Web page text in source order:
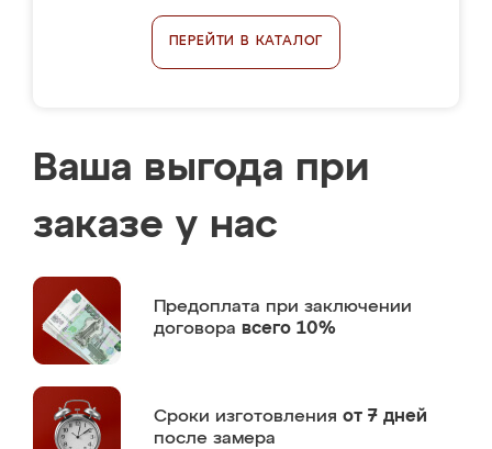
ПЕРЕЙТИ В КАТАЛОГ
Ваша выгода при
заказе у нас
Предоплата при заключении
договора всего 10%
Сроки изготовления от 7 дней
после замера